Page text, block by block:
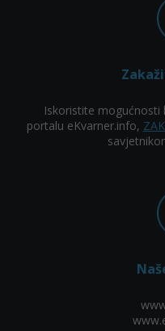
Iskoristite mogućnosti
portalu eKvarner.info,